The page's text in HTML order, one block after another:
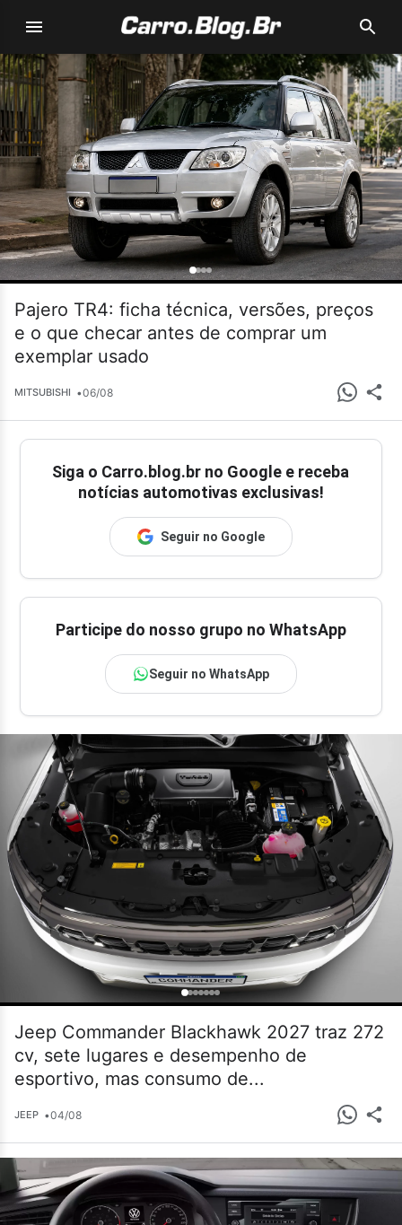
Pajero TR4: ficha técnica, versões, preços
e o que checar antes de comprar um
exemplar usado
MITSUBISHI •06/08
Siga o Carro.blog.br no Google e receba
notícias automotivas exclusivas!
Seguir no Google
Participe do nosso grupo no WhatsApp
Seguir no WhatsApp
Jeep Commander Blackhawk 2027 traz 272
cv, sete lugares e desempenho de
esportivo, mas consumo de...
JEEP •04/08